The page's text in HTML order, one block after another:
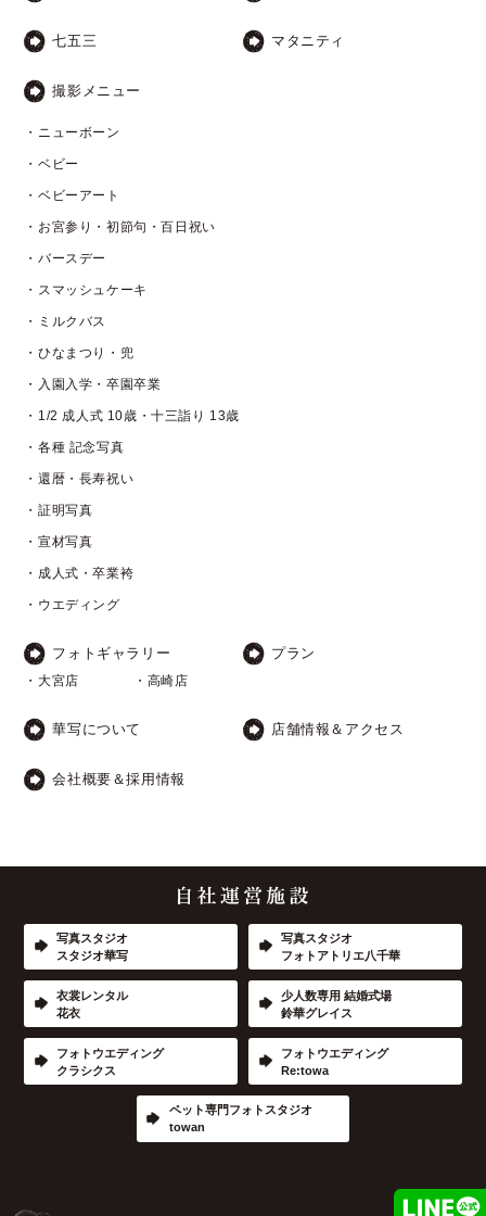
七五三 マタニティ
撮影メニュー
・ニューボーン
・ベビー
・ベビーアート
・お宮参り・初節句・百日祝い
・バースデー
・スマッシュケーキ
・ミルクバス
・ひなまつり・兜
・入園入学・卒園卒業
・1/2 成人式 10歳・十三詣り 13歳
・各種 記念写真
・還暦・長寿祝い
・証明写真
・宣材写真
・成人式・卒業袴
・ウエディング
フォトギャラリー
・大宮店 ・高崎店
プラン
華写について 店舗情報＆アクセス
会社概要＆採用情報
写真スタジオ
スタジオ華写
写真スタジオ
フォトアトリエ八千華
衣裳レンタル
花衣
少人数専用 結婚式場
鈴華グレイス
フォトウエディング
クラシクス
フォトウエディング
Re:towa
ペット専門フォトスタジオ
towan